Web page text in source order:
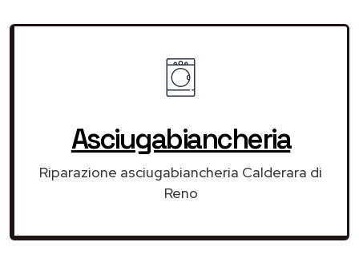
Asciugabiancheria
Riparazione asciugabiancheria Calderara di
Reno